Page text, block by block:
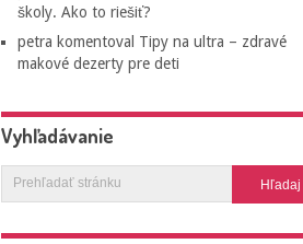
školy. Ako to riešiť?
petra komentoval Tipy na ultra – zdravé
makové dezerty pre deti
Vyhľadávanie